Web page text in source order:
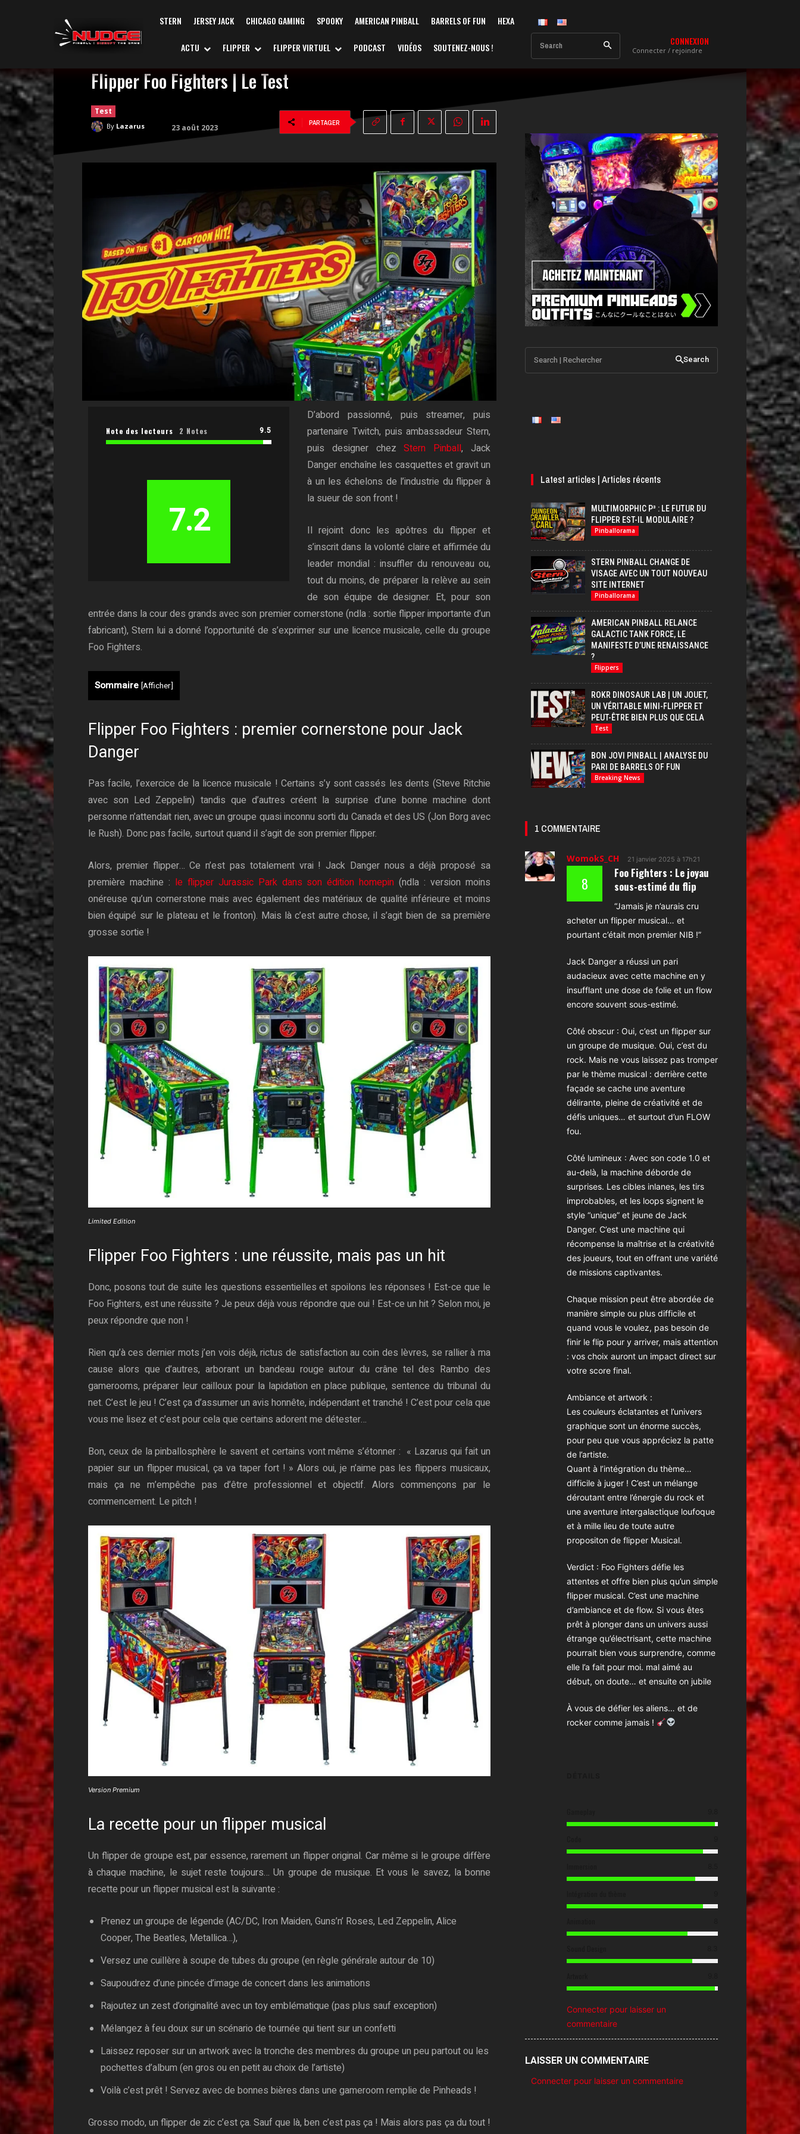
STERN JERSEY JACK CHICAGO GAMING SPOOKY AMERICAN PINBALL BARRELS OF FUN HEXA
ACTU FLIPPER FLIPPER VIRTUEL PODCAST VIDÉOS SOUTENEZ-NOUS ! Search CONNEXION
Connecter / rejoindre
Flipper Foo Fighters | Le Test
Test
PARTAGER
By Lazarus 23 août 2023
Note des lecteurs 2 Notes 9.5
7.2
D’abord passionné, puis streamer, puis
partenaire Twitch, puis ambassadeur Stern,
puis designer chezStern Pinball, Jack
Danger enchaîne les casquettes et gravit un
à un les échelons de l’industrie du flipper à
la sueur de son front !
Il rejoint donc les apôtres du flipper et
s’inscrit dans la volonté claire et affirmée du
leader mondial : insuffler du renouveau ou,
tout du moins, de préparer la relève au sein
de son équipe de designer. Et, pour son
entrée dans la cour des grands avec son premier cornerstone (ndla : sortie flipper importante d’un
fabricant), Stern lui a donné l’opportunité de s’exprimer sur une licence musicale, celle du groupe
Foo Fighters.
Sommaire [Afficher]
Flipper Foo Fighters : premier cornerstone pour Jack
Danger
Pas facile, l’exercice de la licence musicale ! Certains s’y sont cassés les dents (Steve Ritchie
avec son Led Zeppelin) tandis que d’autres créent la surprise d’une bonne machine dont
personne n’attendait rien, avec un groupe quasi inconnu sorti du Canada et des US (Jon Borg avec
le Rush). Donc pas facile, surtout quand il s’agit de son premier flipper.
Alors, premier flipper… Ce n’est pas totalement vrai ! Jack Danger nous a déjà proposé sa
première machine : le flipper Jurassic Park dans son édition homepin (ndla : version moins
onéreuse qu’un cornerstone mais avec également des matériaux de qualité inférieure et moins
bien équipé sur le plateau et le fronton). Mais là c’est autre chose, il s’agit bien de sa première
grosse sortie !
Limited Edition
Flipper Foo Fighters : une réussite, mais pas un hit
Donc, posons tout de suite les questions essentielles et spoilons les réponses ! Est-ce que le
Foo Fighters, est une réussite ? Je peux déjà vous répondre que oui ! Est-ce un hit ? Selon moi, je
peux répondre que non !
Rien qu’à ces dernier mots j’en vois déjà, rictus de satisfaction au coin des lèvres, se rallier à ma
cause alors que d’autres, arborant un bandeau rouge autour du crâne tel des Rambo des
gamerooms, préparer leur cailloux pour la lapidation en place publique, sentence du tribunal du
net. C’est le jeu ! C’est ça d’assumer un avis honnête, indépendant et tranché ! C’est pour cela que
vous me lisez et c’est pour cela que certains adorent me détester…
Bon, ceux de la pinballosphère le savent et certains vont même s’étonner : « Lazarus qui fait un
papier sur un flipper musical, ça va taper fort ! » Alors oui, je n’aime pas les flippers musicaux,
mais ça ne m’empêche pas d’être professionnel et objectif. Alors commençons par le
commencement. Le pitch !
Version Premium
La recette pour un flipper musical
Un flipper de groupe est, par essence, rarement un flipper original. Car même si le groupe diffère
à chaque machine, le sujet reste toujours… Un groupe de musique. Et vous le savez, la bonne
recette pour un flipper musical est la suivante :
Prenez un groupe de légende (AC/DC, Iron Maiden, Guns’n’ Roses, Led Zeppelin, Alice
Cooper, The Beatles, Metallica…),
Versez une cuillère à soupe de tubes du groupe (en règle générale autour de 10)
Saupoudrez d’une pincée d’image de concert dans les animations
Rajoutez un zest d’originalité avec un toy emblématique (pas plus sauf exception)
Mélangez à feu doux sur un scénario de tournée qui tient sur un confetti
Laissez reposer sur un artwork avec la tronche des membres du groupe un peu partout ou les
pochettes d’album (en gros ou en petit au choix de l’artiste)
Voilà c’est prêt ! Servez avec de bonnes bières dans une gameroom remplie de Pinheads !
Grosso modo, un flipper de zic c’est ça. Sauf que là, ben c’est pas ça ! Mais alors pas ça du tout !
Search | Rechercher Search
Latest articles | Articles récents
MULTIMORPHIC P³ : LE FUTUR DU
FLIPPER EST-IL MODULAIRE ?
Pinballorama
STERN PINBALL CHANGE DE
VISAGE AVEC UN TOUT NOUVEAU
SITE INTERNET
Pinballorama
AMERICAN PINBALL RELANCE
GALACTIC TANK FORCE, LE
MANIFESTE D’UNE RENAISSANCE
?
Flippers
ROKR DINOSAUR LAB | UN JOUET,
UN VÉRITABLE MINI-FLIPPER ET
PEUT-ÊTRE BIEN PLUS QUE CELA
Test
BON JOVI PINBALL | ANALYSE DU
PARI DE BARRELS OF FUN
Breaking News
1 COMMENTAIRE
WomokS_CH 21 janvier 2025 à 17h21
8
Foo Fighters : Le joyau
sous-estimé du flip
“Jamais je n’aurais cru
acheter un flipper musical… et
pourtant c’était mon premier NIB !”
Jack Danger a réussi un pari
audacieux avec cette machine en y
insufflant une dose de folie et un flow
encore souvent sous-estimé.
Côté obscur : Oui, c’est un flipper sur
un groupe de musique. Oui, c’est du
rock. Mais ne vous laissez pas tromper
par le thème musical : derrière cette
façade se cache une aventure
délirante, pleine de créativité et de
défis uniques… et surtout d’un FLOW
fou.
Côté lumineux : Avec son code 1.0 et
au-delà, la machine déborde de
surprises. Les cibles inlanes, les tirs
improbables, et les loops signent le
style “unique” et jeune de Jack
Danger. C’est une machine qui
récompense la maîtrise et la créativité
des joueurs, tout en offrant une variété
de missions captivantes.
Chaque mission peut être abordée de
manière simple ou plus difficile et
quand vous le voulez, pas besoin de
finir le flip pour y arriver, mais attention
: vos choix auront un impact direct sur
votre score final.
Ambiance et artwork :
Les couleurs éclatantes et l’univers
graphique sont un énorme succès,
pour peu que vous appréciez la patte
de l’artiste.
Quant à l’intégration du thème…
difficile à juger ! C’est un mélange
déroutant entre l’énergie du rock et
une aventure intergalactique loufoque
et à mille lieu de toute autre
propositon de flipper Musical.
Verdict : Foo Fighters défie les
attentes et offre bien plus qu’un simple
flipper musical. C’est une machine
d’ambiance et de flow. Si vous êtes
prêt à plonger dans un univers aussi
étrange qu’électrisant, cette machine
pourrait bien vous surprendre, comme
elle l’a fait pour moi. mal aimé au
début, on doute… et ensuite on jubile
À vous de défier les aliens… et de
rocker comme jamais !
Connecter pour laisser un
commentaire
LAISSER UN COMMENTAIRE
Connecter pour laisser un commentaire